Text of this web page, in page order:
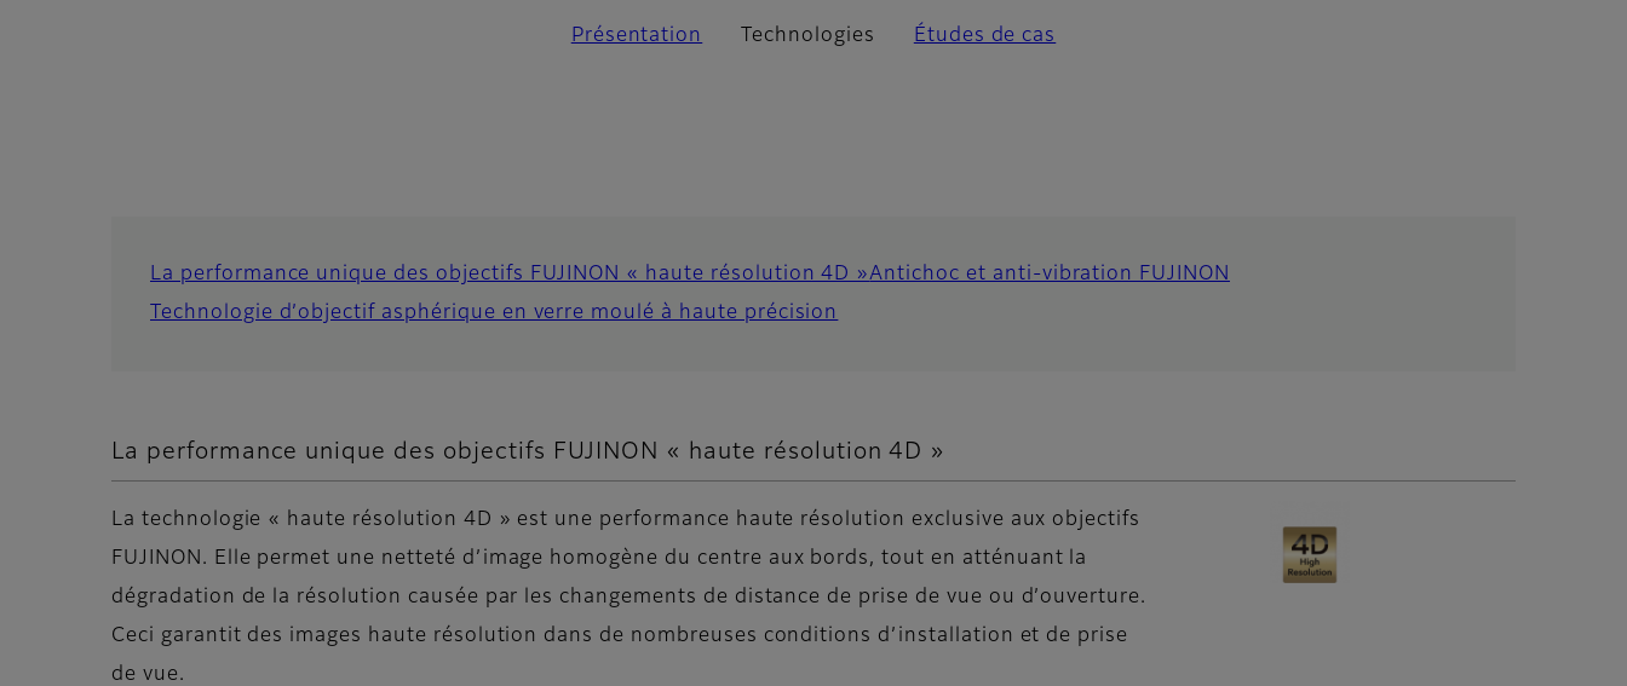
Présentation Technologies Études de cas
La performance unique des objectifs FUJINON « haute résolution 4D »Antichoc et anti-vibration FUJINON
Technologie d’objectif asphérique en verre moulé à haute précision
La performance unique des objectifs FUJINON « haute résolution 4D »
La technologie « haute résolution 4D » est une performance haute résolution exclusive aux objectifs
FUJINON. Elle permet une netteté d’image homogène du centre aux bords, tout en atténuant la
dégradation de la résolution causée par les changements de distance de prise de vue ou d’ouverture.
Ceci garantit des images haute résolution dans de nombreuses conditions d’installation et de prise
de vue.